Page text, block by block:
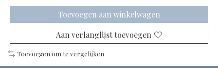
Toevoegen aan winkelwagen
Aan verlanglijst toevoegen
Toevoegen om te vergelijken